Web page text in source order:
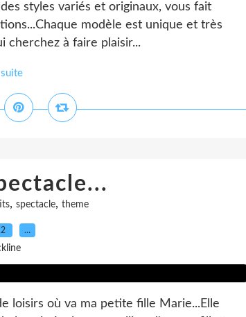
styles variés et originaux, vous fait
modèle est unique et très
cherchez à faire plaisir...
suite
, spectacle, theme
…
loisirs où va ma petite fille Marie...Elle